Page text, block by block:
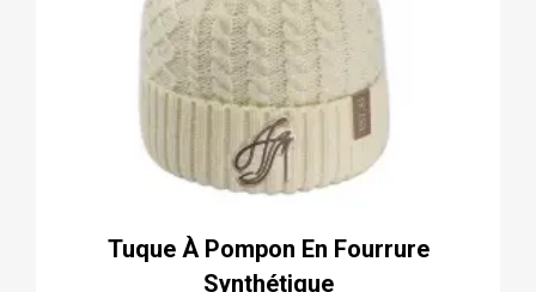
Tuque À Pompon En Fourrure
Synthétique